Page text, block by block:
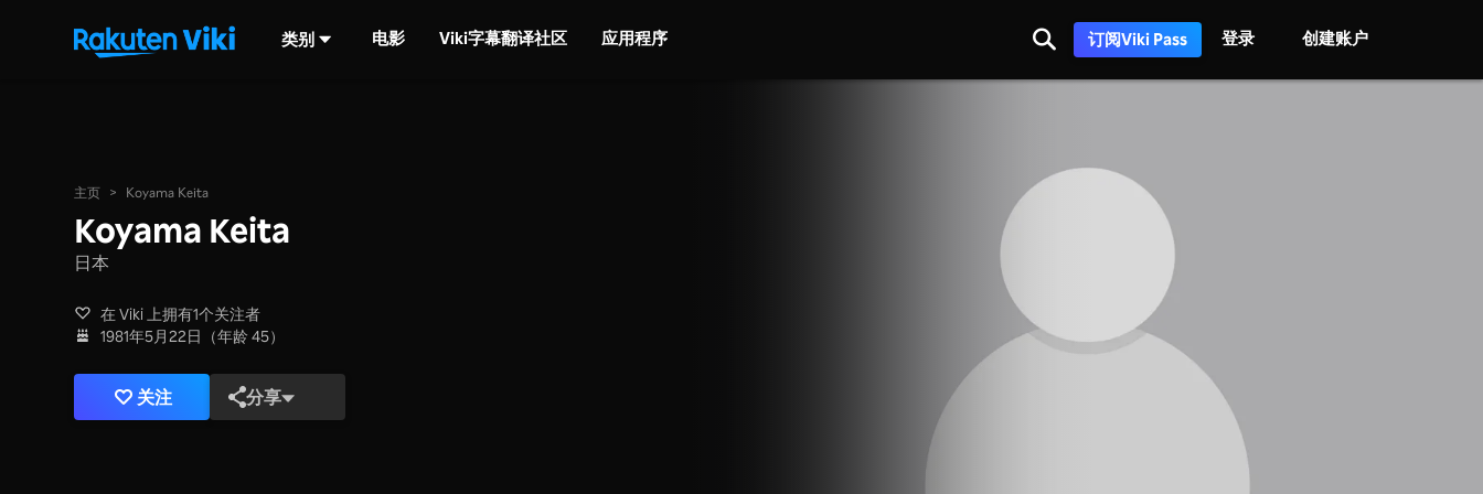
类别 电影 Viki字幕翻译社区 应用程序 订阅Viki Pass 登录 创建账户
主页 > Koyama Keita
Koyama Keita
日本
在 Viki 上拥有1个关注者
1981年5月22日（年龄 45）
关注 分享